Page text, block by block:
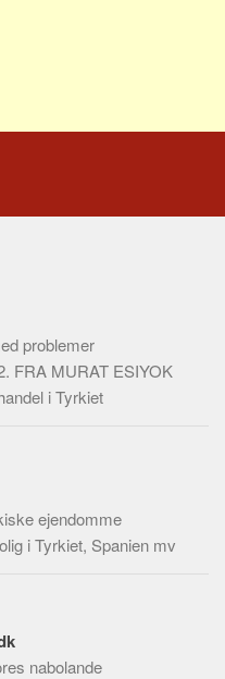
problemer
FRA MURAT ESIYOK
i Tyrkiet
ejendomme
i Tyrkiet, Spanien mv
nabolande